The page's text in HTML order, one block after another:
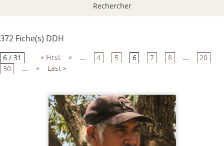
Rechercher
372 Fiche(s) DDH
6 / 31 « First « ... 4 5 6 7 8 ...
20
30
... » Last »